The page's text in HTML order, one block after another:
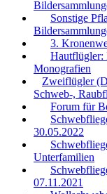
Sonstige
3.
Hautflügler:
Monografien
Zweiflügler
Schweb-,
Forum für
30.05.2022
Unterfamilien
07.11.2021